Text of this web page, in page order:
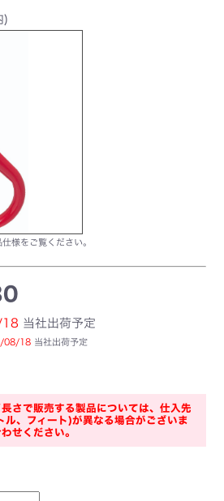
)
様をご覧ください。
当社出荷予定
08/18 当社出荷予定
さで販売する製品については、仕入先
ル、フィート)が異なる場合がございま
せください。